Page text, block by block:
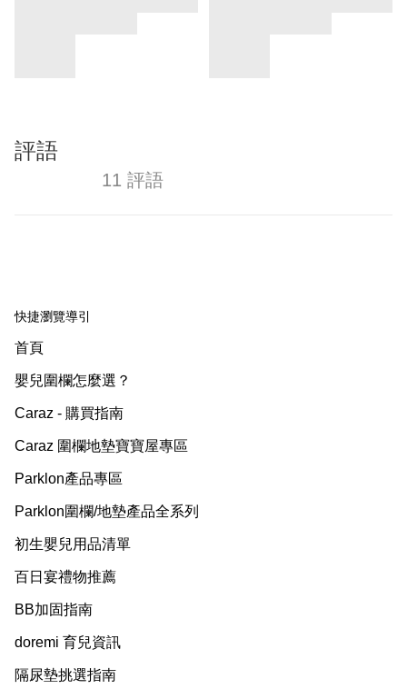
評語
11 評語
快捷瀏覽導引
首頁
嬰兒圍欄怎麼選？
Caraz - 購買指南
Caraz 圍欄地墊寶寶屋專區
Parklon產品專區
Parklon圍欄/地墊產品全系列
初生嬰兒用品清單
百日宴禮物推薦
BB加固指南
doremi 育兒資訊
隔尿墊挑選指南